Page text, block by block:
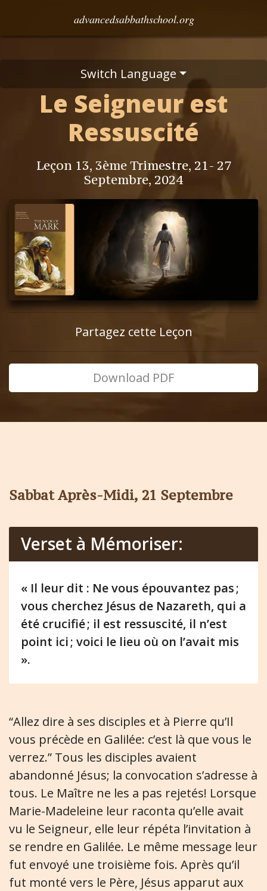
advancedsabbathschool.org
Switch Language
Le Seigneur est
Ressuscité
Leçon 13, 3ème Trimestre, 21- 27
Septembre, 2024
Partagez cette Leçon
Download PDF
Sabbat Après-Midi, 21 Septembre
Verset à Mémoriser:
« Il leur dit : Ne vous épouvantez pas ;
vous cherchez Jésus de Nazareth, qui a
été crucifié ; il est ressuscité, il n’est
point ici ; voici le lieu où on l’avait mis
».
“Allez dire à ses disciples et à Pierre qu’Il
vous précède en Galilée: c’est là que vous le
verrez.” Tous les disciples avaient
abandonné Jésus; la convocation s’adresse à
tous. Le Maître ne les a pas rejetés! Lorsque
Marie-Madeleine leur raconta qu’elle avait
vu le Seigneur, elle leur répéta l’invitation à
se rendre en Galilée. Le même message leur
fut envoyé une troisième fois. Après qu’il
fut monté vers le Père, Jésus apparut aux